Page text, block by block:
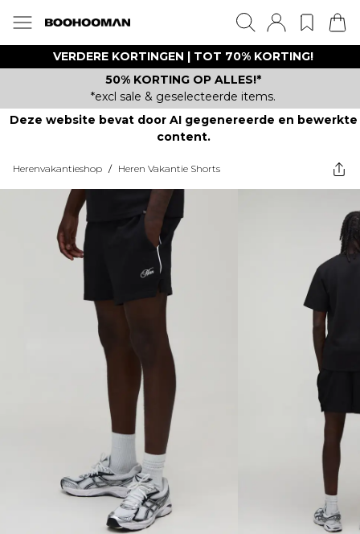
VERDERE KORTINGEN | TOT 70% KORTING!
50% KORTING OP ALLES!*
*excl sale & geselecteerde items.
Deze website bevat door AI gegenereerde en bewerkte
content.
Herenvakantieshop / Heren Vakantie Shorts